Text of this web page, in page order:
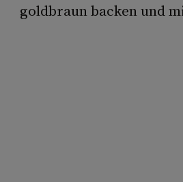
goldbraun backen und